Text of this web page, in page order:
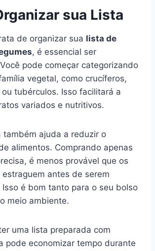
sua Lista
de organizar sua lista de
, é essencial ser
pode começar categorizando
vegetal, como crucíferos,
tubérculos. Isso facilitará a
variados e nutritivos.
também ajuda a reduzir o
alimentos. Comprando apenas
é menos provável que os
antes de serem
Isso é bom tanto para o seu bolso
meio ambiente.
uma lista preparada com
pode economizar tempo durante